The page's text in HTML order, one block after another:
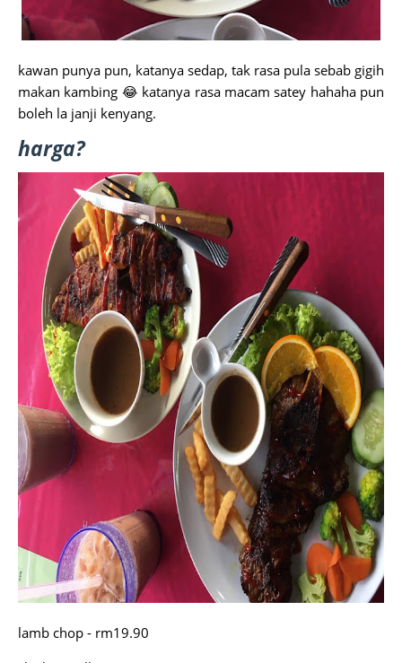
kawan punya pun, katanya sedap, tak rasa pula sebab gigih
makan kambing 😂 katanya rasa macam satey hahaha pun
boleh la janji kenyang.
harga?
lamb chop - rm19.90